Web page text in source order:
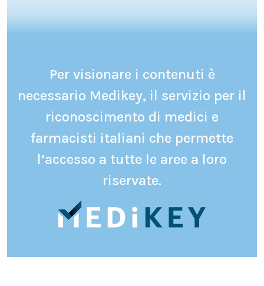
Per visionare i contenuti è
necessario Medikey, il servizio per il
riconoscimento di medici e
farmacisti italiani che permette
l’accesso a tutte le aree a loro
riservate.